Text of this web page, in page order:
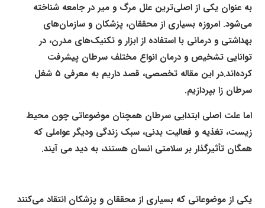
به عنوان یکی از اصلی‌ترین علل مرگ و میر در جامعه شناخته
می‌شود. امروزه بسیاری از محققان، پزشکان و سازمان‌های
بهداشتی و درمانی با استفاده از ابزار و تکنیک‌های مدرن، در
توانایی تشخیص و درمان انواع مختلف سرطان پیشرفت
کرده‌اند.در این مقاله تخصصی، قصد داریم به معرفی ۵ شغل
سرطان زا بپردازیم.
اما علت اصلی ابتدایی سرطان همچنان موضوعاتی چون محیط
زیست، تغذیه و فعالیت بدنی، سبک زندگی ودیگر عواملی که
همگان تأثیرگذار بر سلامتی انسان هستند، به دید می آیند.
یکی از موضوعاتی که بسیاری از محققان و پزشکان انتقاد می‌کنند